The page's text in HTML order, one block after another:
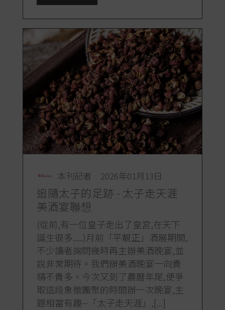
本刊記者 2026年01月13日
追隨太子的足跡 - 太子走天涯
美酒宴聯想
(從前,有一位皇子走出了皇宮,在天下
誕生很多.....)月前「平靚正」酒展期間,
不少讀者詢問幾時再主辦美酒晚宴,並
說非常期待。我們辦美酒晚宴一向貴
精不貴多。今次又到了農曆年尾,便爭
取這段象徵團聚的時間辦一次晚宴,主
題相當有趣--「太子走天涯」,[...]